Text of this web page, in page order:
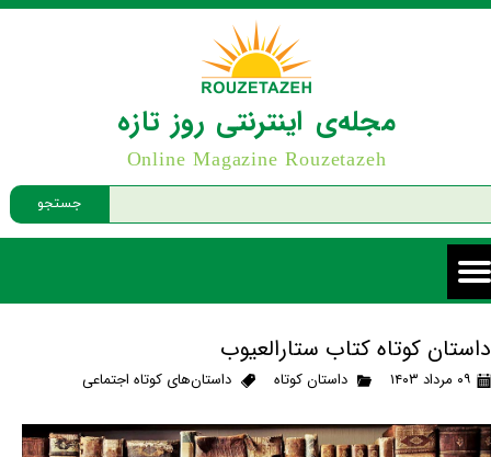
جستجو
مجله‌ی اینترنتی روز تازه
Online Magazine Rouzetazeh
داستان کوتاه کتاب ستارالعیوب
۰۹ مرداد ۱۴۰۳ داستان کوتاه داستان‌های کوتاه اجتماعی